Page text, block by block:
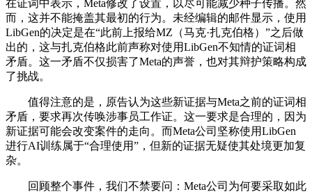
在证词中表示，Meta修改了设置，以尽可能减少种子传播。然
而，这并不能掩盖其最初的行为。未经编辑的邮件显示，使用
LibGen的决定是在“此前上报给MZ（马克·扎克伯格）”之后做
出的，这与扎克伯格此前声称对使用LibGen不知情的证词相
矛盾。这一矛盾不仅损害了Meta的声誉，也对其辩护策略构成
了挑战。
值得注意的是，原告认为这些新证据与Meta之前的证词相
矛盾，要求再次传唤涉事员工作证。这一要求是合理的，因为
新证据可能会改变案件的走向。而Meta公司坚称使用LibGen
进行AI训练属于“合理使用”，但新的证据无疑使其处境更加复
杂。
回顾整个事件，我们不禁要问：Meta公司为何要采取如此